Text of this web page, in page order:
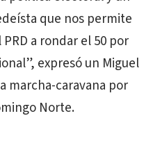
que nos permite
a rondar el 50 por
expresó un Miguel
marcha-caravana por
Norte.